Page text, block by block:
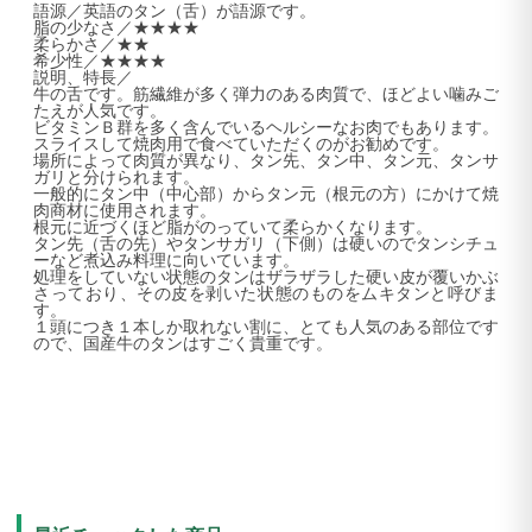
語源／英語のタン（舌）が語源です。
脂の少なさ／★★★★
柔らかさ／★★
希少性／★★★★
説明、特長／
牛の舌です。筋繊維が多く弾力のある肉質で、ほどよい噛みご
たえが人気です。
ビタミンＢ群を多く含んでいるヘルシーなお肉でもあります。
スライスして焼肉用で食べていただくのがお勧めです。
場所によって肉質が異なり、タン先、タン中、タン元、タンサ
ガリと分けられます。
一般的にタン中（中心部）からタン元（根元の方）にかけて焼
肉商材に使用されます。
根元に近づくほど脂がのっていて柔らかくなります。
タン先（舌の先）やタンサガリ（下側）は硬いのでタンシチュ
ーなど煮込み料理に向いています。
処理をしていない状態のタンはザラザラした硬い皮が覆いかぶ
さっており、その皮を剥いた状態のものをムキタンと呼びま
す。
１頭につき１本しか取れない割に、とても人気のある部位です
ので、国産牛のタンはすごく貴重です。